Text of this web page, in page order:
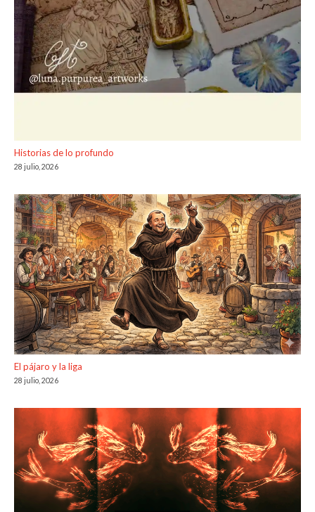
Historias de lo profundo
28 julio, 2026
El pájaro y la liga
28 julio, 2026